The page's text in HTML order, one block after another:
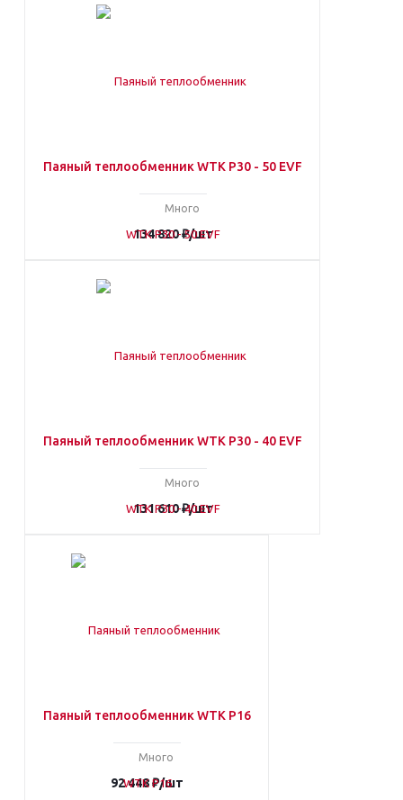
Паяный теплообменник WTK P30 - 50 EVF
Много
134 820₽/шт
Паяный теплообменник WTK P30 - 40 EVF
Много
131 610₽/шт
Паяный теплообменник WTK P16
Много
92 448₽/шт